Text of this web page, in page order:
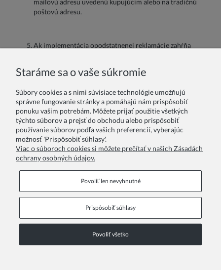
mailovú adresu uvedenú kupujúcim alebo na tradičnú
poštovú adresu.
Ak implementácia opodstatnenej reklamácie zahŕňa
Ak máte akékoľvek otázky, kontaktujte nás.
Sme vám stále k dispozícii,
ZOYA Fashion - Elegantné spoločenské šaty pre dievčatá, deti,
družičky na prvé sväté prijímanie, krst, plesy, svadby,
narodeninové párty.
Staráme sa o vaše súkromie
Súbory cookies a s nimi súvisiace technológie umožňujú
správne fungovanie stránky a pomáhajú nám prispôsobiť
ponuku vašim potrebám. Môžete prijať použitie všetkých
týchto súborov a prejsť do obchodu alebo prispôsobiť
používanie súborov podľa vašich preferencií, vyberajúc
možnosť 'Prispôsobiť súhlasy'.
Viac o súboroch cookies si môžete prečítať v našich Zásadách
ochrany osobných údajov.
Povoliť len nevyhnutné
Prispôsobiť súhlasy
Povoliť všetko